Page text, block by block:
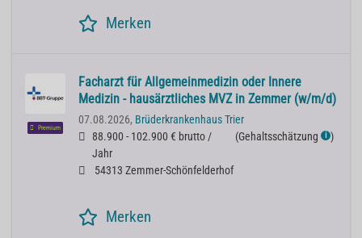
Merken
Premium
Facharzt für Allgemeinmedizin oder Innere
Medizin - hausärztliches MVZ in Zemmer (w/m/d)
07.08.2026, Brüderkrankenhaus Trier
88.900 - 102.900 € brutto /
Jahr
(Gehaltsschätzung ℹ )
54313 Zemmer-Schönfelderhof
Merken